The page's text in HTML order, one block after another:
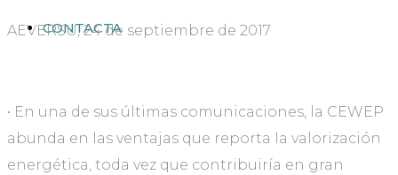
CONTACTA
AEVERSU, 24 de septiembre de 2017
• En una de sus últimas comunicaciones, la CEWEP
abunda en las ventajas que reporta la valorización
energética, toda vez que contribuiría en gran